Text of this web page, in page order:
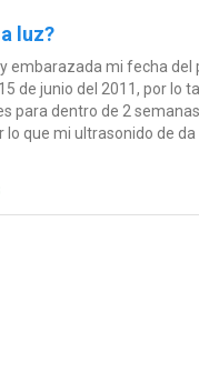
luz?
embarazada mi fecha del
de junio del 2011, por lo
para dentro de 2 semanas
lo que mi ultrasonido de